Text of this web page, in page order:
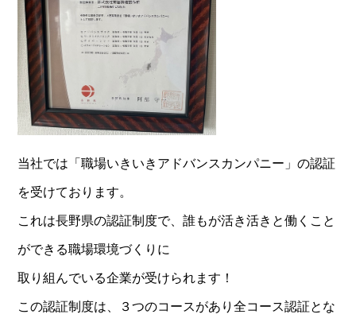
当社では「職場いきいきアドバンスカンパニー」の認証
を受けております。
これは長野県の認証制度で、誰もが活き活きと働くこと
ができる職場環境づくりに
取り組んでいる企業が受けられます！
この認証制度は、３つのコースがあり全コース認証とな